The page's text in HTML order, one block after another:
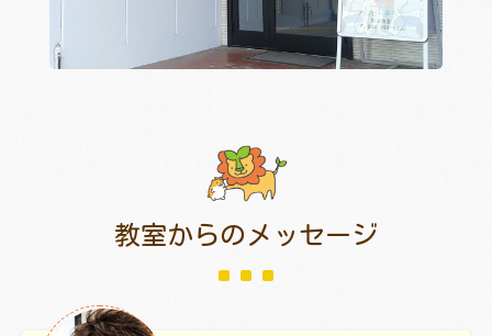
教室からのメッセージ